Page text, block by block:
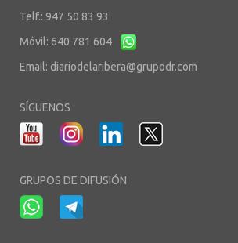
Telf.: 947 50 83 93
Móvil: 640 781 604
Email: diariodelaribera@grupodr.com
SÍGUENOS
GRUPOS DE DIFUSIÓN